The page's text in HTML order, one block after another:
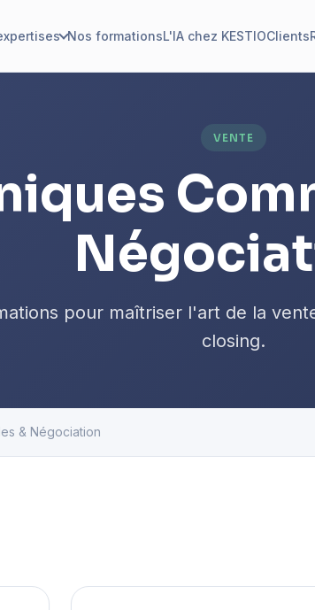
Nos formationsL'IA chez KESTIOClients
VENTE
pour maîtriser l'art de la
closing.
& Négociation